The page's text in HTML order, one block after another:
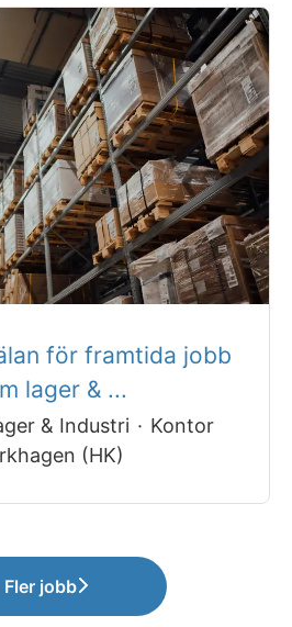
för framtida jobb
lager & ...
& Industri · Kontor
(HK)
Fler jobb